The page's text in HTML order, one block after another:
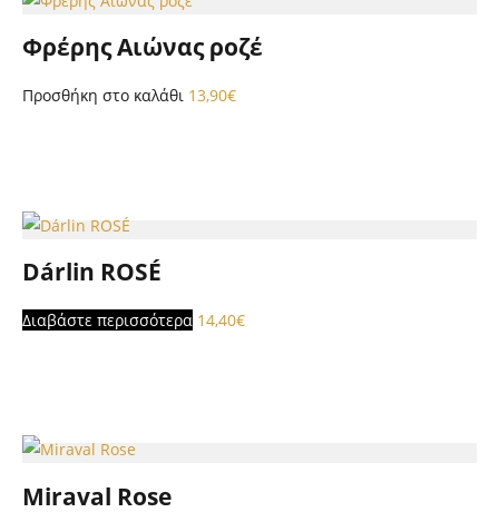
Φρέρης Αιώνας ροζέ
Προσθήκη στο καλάθι 13,90€
Dárlin ROSÉ
Διαβάστε περισσότερα 14,40€
Miraval Rose